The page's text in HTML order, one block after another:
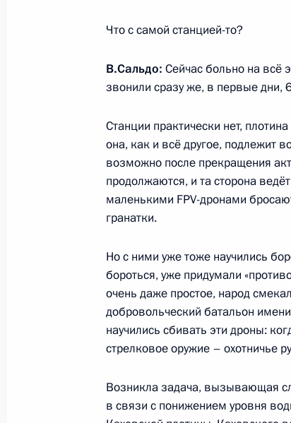
В Налоговом кодексе
страхования
Указ о дополнительных
органов принудительного
и членам их семей
Законодательно уточнён
и кассационного
арбитражными судами и
и Луганской народных
31 июля 2023 года, 17:05
Что с самой станцией-то?
В.Сальдо: Сейчас больно на всё
звонили сразу же, в первые дни,
Станции практически нет,
она, как и всё другое, подлежит
возможно после прекращения
продолжаются, и та сторона
маленькими FPV-дронами
гранатки.
Но с ними уже тоже научились
бороться, уже придумали
очень даже простое, народ
добровольческий батальон
научились сбивать эти дроны:
стрелковое оружие – охотничье
Возникла задача, вызывающая
в связи с понижением уровня